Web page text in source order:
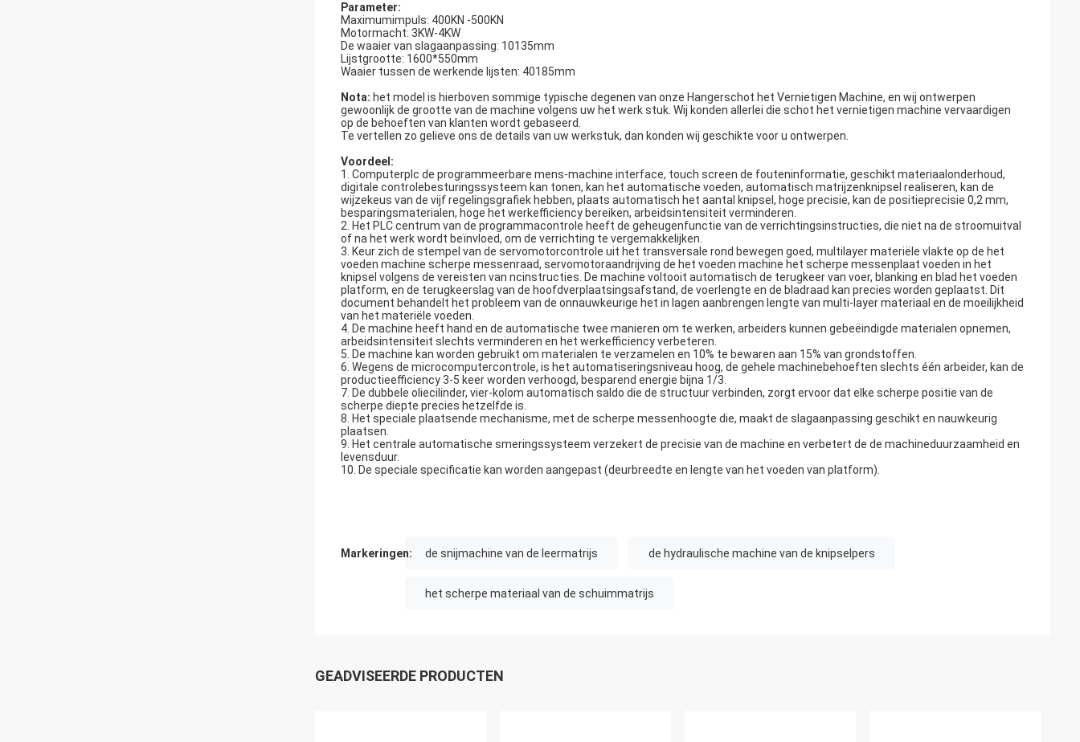
Parameter:
Maximumimpuls: 400KN -500KN
Motormacht: 3KW-4KW
De waaier van slagaanpassing: 10135mm
Lijstgrootte: 1600*550mm
Waaier tussen de werkende lijsten: 40185mm
Nota: het model is hierboven sommige typische degenen van onze Hangerschot het Vernietigen Machine, en wij ontwerpen
gewoonlijk de grootte van de machine volgens uw het werk stuk. Wij konden allerlei die schot het vernietigen machine vervaardigen
op de behoeften van klanten wordt gebaseerd.
Te vertellen zo gelieve ons de details van uw werkstuk, dan konden wij geschikte voor u ontwerpen.
Voordeel:
1. Computerplc de programmeerbare mens-machine interface, touch screen de fouteninformatie, geschikt materiaalonderhoud,
digitale controlebesturingssysteem kan tonen, kan het automatische voeden, automatisch matrijzenknipsel realiseren, kan de
wijzekeus van de vijf regelingsgrafiek hebben, plaats automatisch het aantal knipsel, hoge precisie, kan de positieprecisie 0,2 mm,
besparingsmaterialen, hoge het werkefficiency bereiken, arbeidsintensiteit verminderen.
2. Het PLC centrum van de programmacontrole heeft de geheugenfunctie van de verrichtingsinstructies, die niet na de stroomuitval
of na het werk wordt beïnvloed, om de verrichting te vergemakkelijken.
3. Keur zich de stempel van de servomotorcontrole uit het transversale rond bewegen goed, multilayer materiële vlakte op de het
voeden machine scherpe messenraad, servomotoraandrijving de het voeden machine het scherpe messenplaat voeden in het
knipsel volgens de vereisten van ncinstructies. De machine voltooit automatisch de terugkeer van voer, blanking en blad het voeden
platform, en de terugkeerslag van de hoofdverplaatsingsafstand, de voerlengte en de bladraad kan precies worden geplaatst. Dit
document behandelt het probleem van de onnauwkeurige het in lagen aanbrengen lengte van multi-layer materiaal en de moeilijkheid
van het materiële voeden.
4. De machine heeft hand en de automatische twee manieren om te werken, arbeiders kunnen gebeëindigde materialen opnemen,
arbeidsintensiteit slechts verminderen en het werkefficiency verbeteren.
5. De machine kan worden gebruikt om materialen te verzamelen en 10% te bewaren aan 15% van grondstoffen.
6. Wegens de microcomputercontrole, is het automatiseringsniveau hoog, de gehele machinebehoeften slechts één arbeider, kan de
productieefficiency 3-5 keer worden verhoogd, besparend energie bijna 1/3.
7. De dubbele oliecilinder, vier-kolom automatisch saldo die de structuur verbinden, zorgt ervoor dat elke scherpe positie van de
scherpe diepte precies hetzelfde is.
8. Het speciale plaatsende mechanisme, met de scherpe messenhoogte die, maakt de slagaanpassing geschikt en nauwkeurig
plaatsen.
9. Het centrale automatische smeringssysteem verzekert de precisie van de machine en verbetert de de machineduurzaamheid en
levensduur.
10. De speciale specificatie kan worden aangepast (deurbreedte en lengte van het voeden van platform).
Markeringen: de snijmachine van de leermatrijs de hydraulische machine van de knipselpers
het scherpe materiaal van de schuimmatrijs
GEADVISEERDE PRODUCTEN